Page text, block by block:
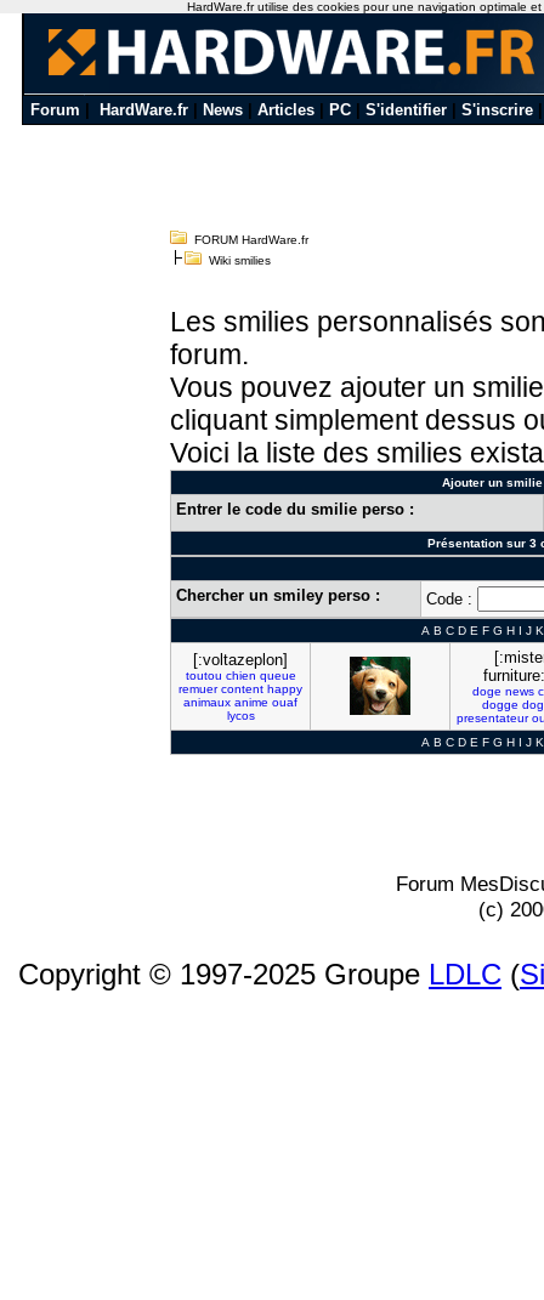
Forum HardWare.fr News Articles PC S'identifier S'inscrire
FORUM HardWare.fr
Wiki smilies
Les smilies personnalisés
forum.
Vous pouvez ajouter un
cliquant simplement dessus
Voici la liste des smilies
Ajouter un
Entrer le code du smilie perso :
Présentation sur 3
Chercher un smiley perso : Code :
A B C D E F G H I J K
[:voltazeplon]
toutou chien queue
remuer content happy
animaux anime ouaf
lycos
doge news
dogge
presentateur
A B C D E F G H I J K
Forum
(c)
Copyright © 1997-2025 Groupe LDLC (
HardWare.fr utilise des cookies pour une navigation optimale